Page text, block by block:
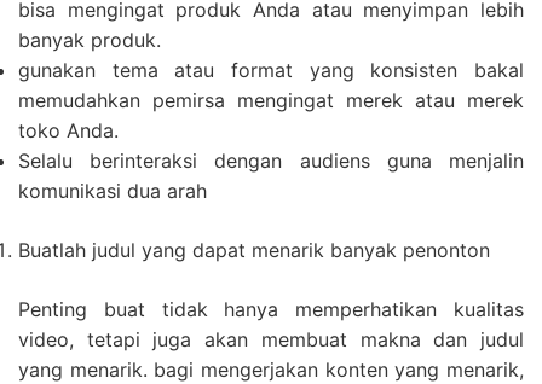
bisa mengingat produk Anda atau menyimpan lebih
banyak produk.
gunakan tema atau format yang konsisten bakal
memudahkan pemirsa mengingat merek atau merek
toko Anda.
Selalu berinteraksi dengan audiens guna menjalin
komunikasi dua arah
Buatlah judul yang dapat menarik banyak penonton
Penting buat tidak hanya memperhatikan kualitas
video, tetapi juga akan membuat makna dan judul
yang menarik. bagi mengerjakan konten yang menarik,